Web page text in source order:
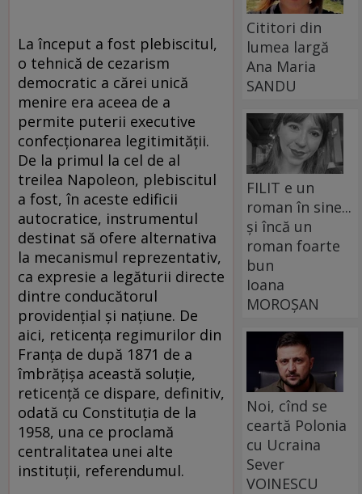
La început a fost plebiscitul,
o tehnică de cezarism
democratic a cărei unică
menire era aceea de a
permite puterii executive
confecţionarea legitimităţii.
De la primul la cel de al
treilea Napoleon, plebiscitul
a fost, în aceste edificii
autocratice, instrumentul
destinat să ofere alternativa
la mecanismul reprezentativ,
ca expresie a legăturii directe
dintre conducătorul
providenţial şi naţiune. De
aici, reticenţa regimurilor din
Franţa de după 1871 de a
îmbrăţişa această soluţie,
reticenţă ce dispare, definitiv,
odată cu Constituţia de la
1958, una ce proclamă
centralitatea unei alte
instituţii, referendumul.
Cititori din
lumea largă
Ana Maria
SANDU
FILIT e un
roman în sine...
și încă un
roman foarte
bun
Ioana
MOROȘAN
Noi, cînd se
ceartă Polonia
cu Ucraina
Sever
VOINESCU